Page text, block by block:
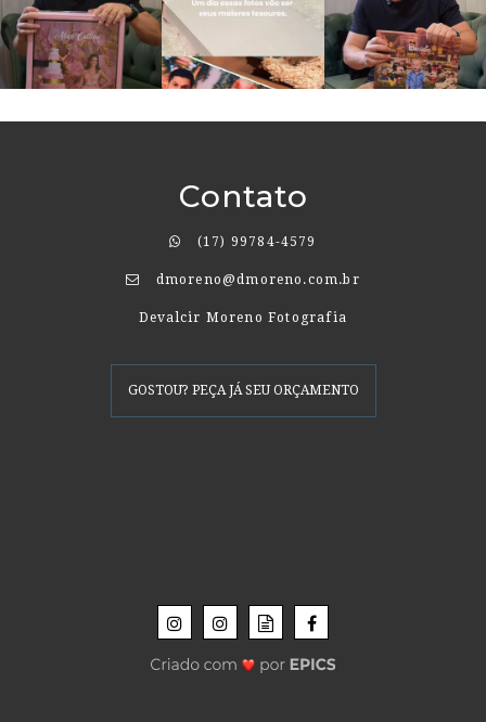
Contato
(17) 99784-4579
dmoreno@dmoreno.com.br
Devalcir Moreno Fotografia
GOSTOU? PEÇA JÁ SEU ORÇAMENTO